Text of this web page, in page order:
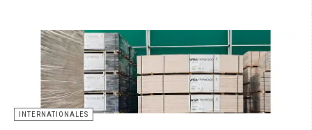
INTERNATIONALES